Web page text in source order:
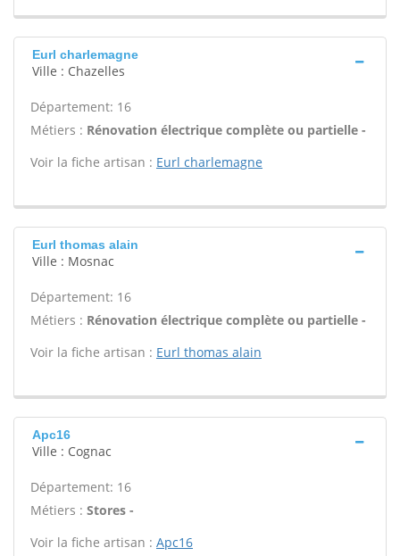
Eurl charlemagne
Ville : Chazelles
Département: 16
Métiers : Rénovation électrique complète ou partielle -
Voir la fiche artisan : Eurl charlemagne
Eurl thomas alain
Ville : Mosnac
Département: 16
Métiers : Rénovation électrique complète ou partielle -
Voir la fiche artisan : Eurl thomas alain
Apc16
Ville : Cognac
Département: 16
Métiers : Stores -
Voir la fiche artisan : Apc16